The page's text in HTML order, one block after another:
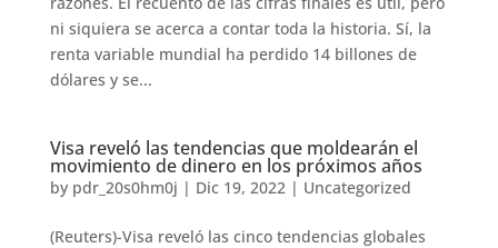
ni siquiera se acerca a contar toda la historia. Sí, la
renta variable mundial ha perdido 14 billones de
dólares y se...
Visa reveló las tendencias que moldearán el
movimiento de dinero en los próximos años
by pdr_20s0hm0j | Dic 19, 2022| Uncategorized
(Reuters)-Visa reveló las cinco tendencias globales